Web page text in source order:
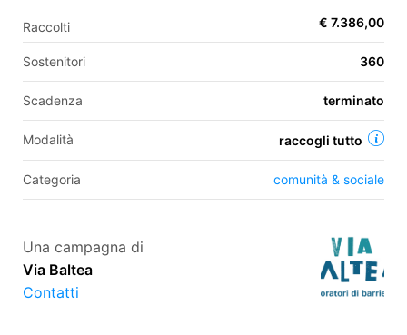
FR
Raccolti € 7.386,00
Sostenitori 360
Scadenza terminato
Modalità raccogli tutto
Categoria comunità & sociale
Una campagna di
Via Baltea
Contatti